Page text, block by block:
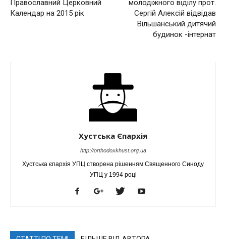
Православний Церковний
Календар на 2015 рік
молодіжного віділу прот.
Сергій Алексій відвідав
Вільшанський дитячий
будинок -інтернат
Хустська Єпархія
http://orthodoxkhust.org.ua
Хустська єпархія УПЦ створена рішенням Священного Синоду
УПЦ у 1994 році